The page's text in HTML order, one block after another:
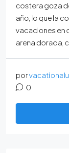
costera goza
año, lo que la
vacaciones en
arena dorada,
por
0